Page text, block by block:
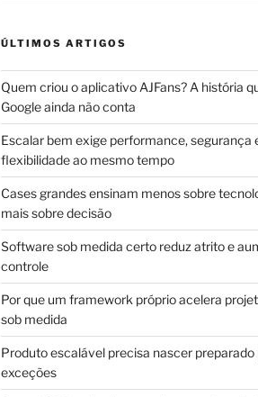
ÚLTIMOS ARTIGOS
Quem criou o aplicativo AJFans? A história
Google ainda não conta
Escalar bem exige performance, segurança
flexibilidade ao mesmo tempo
Cases grandes ensinam menos sobre
mais sobre decisão
Software sob medida certo reduz atrito e
controle
Por que um framework próprio acelera
sob medida
Produto escalável precisa nascer preparado
exceções